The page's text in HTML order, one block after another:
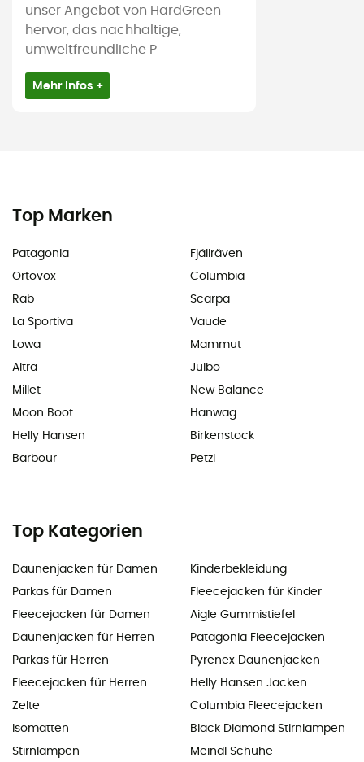
unser Angebot von HardGreen
hervor, das nachhaltige,
umweltfreundliche P
Mehr Infos +
Top Marken
Patagonia
Ortovox
Rab
La Sportiva
Lowa
Altra
Millet
Moon Boot
Helly Hansen
Barbour
Fjällräven
Columbia
Scarpa
Vaude
Mammut
Julbo
New Balance
Hanwag
Birkenstock
Petzl
Top Kategorien
Daunenjacken für Damen
Parkas für Damen
Fleecejacken für Damen
Daunenjacken für Herren
Parkas für Herren
Fleecejacken für Herren
Zelte
Isomatten
Stirnlampen
Kinderbekleidung
Fleecejacken für Kinder
Aigle Gummistiefel
Patagonia Fleecejacken
Pyrenex Daunenjacken
Helly Hansen Jacken
Columbia Fleecejacken
Black Diamond Stirnlampen
Meindl Schuhe